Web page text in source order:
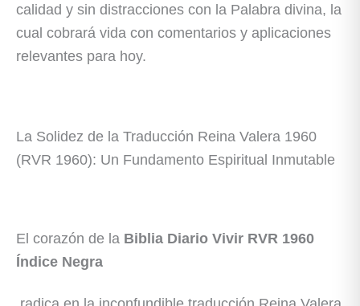
calidad y sin distracciones con la Palabra divina, la
cual cobrará vida con comentarios y aplicaciones
relevantes para hoy.
La Solidez de la Traducción Reina Valera 1960
(RVR 1960): Un Fundamento Espiritual Inmutable
El corazón de la Biblia Diario Vivir RVR 1960
Índice Negra